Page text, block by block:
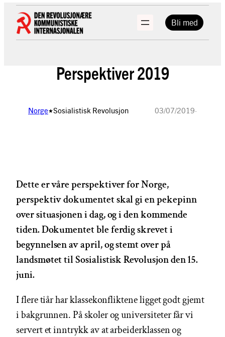
Hopp
innhold
Bli med
Perspektiver 2019
Norge★Sosialistisk Revolusjon 03/07/2019·
Dette er våre perspektiver for Norge,
perspektiv dokumentet skal gi en pekepinn
over situasjonen i dag, og i den kommende
tiden. Dokumentet ble ferdig skrevet i
begynnelsen av april, og stemt over på
landsmøtet til Sosialistisk Revolusjon den 15.
juni.
I flere tiår har klassekonfliktene ligget godt gjemt
i bakgrunnen. På skoler og universiteter får vi
servert et inntrykk av at arbeiderklassen og